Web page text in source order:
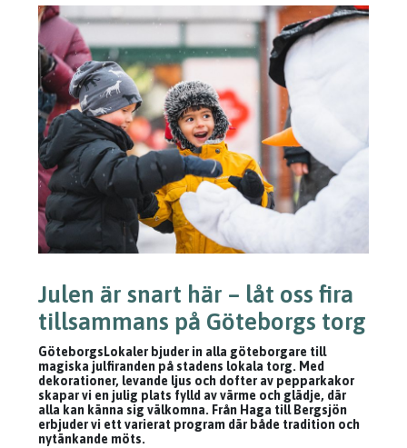
Julen är snart här – låt oss fira
tillsammans på Göteborgs torg
GöteborgsLokaler bjuder in alla göteborgare till
magiska julfiranden på stadens lokala torg. Med
dekorationer, levande ljus och dofter av pepparkakor
skapar vi en julig plats fylld av värme och glädje, där
alla kan känna sig välkomna. Från Haga till Bergsjön
erbjuder vi ett varierat program där både tradition och
nytänkande möts.